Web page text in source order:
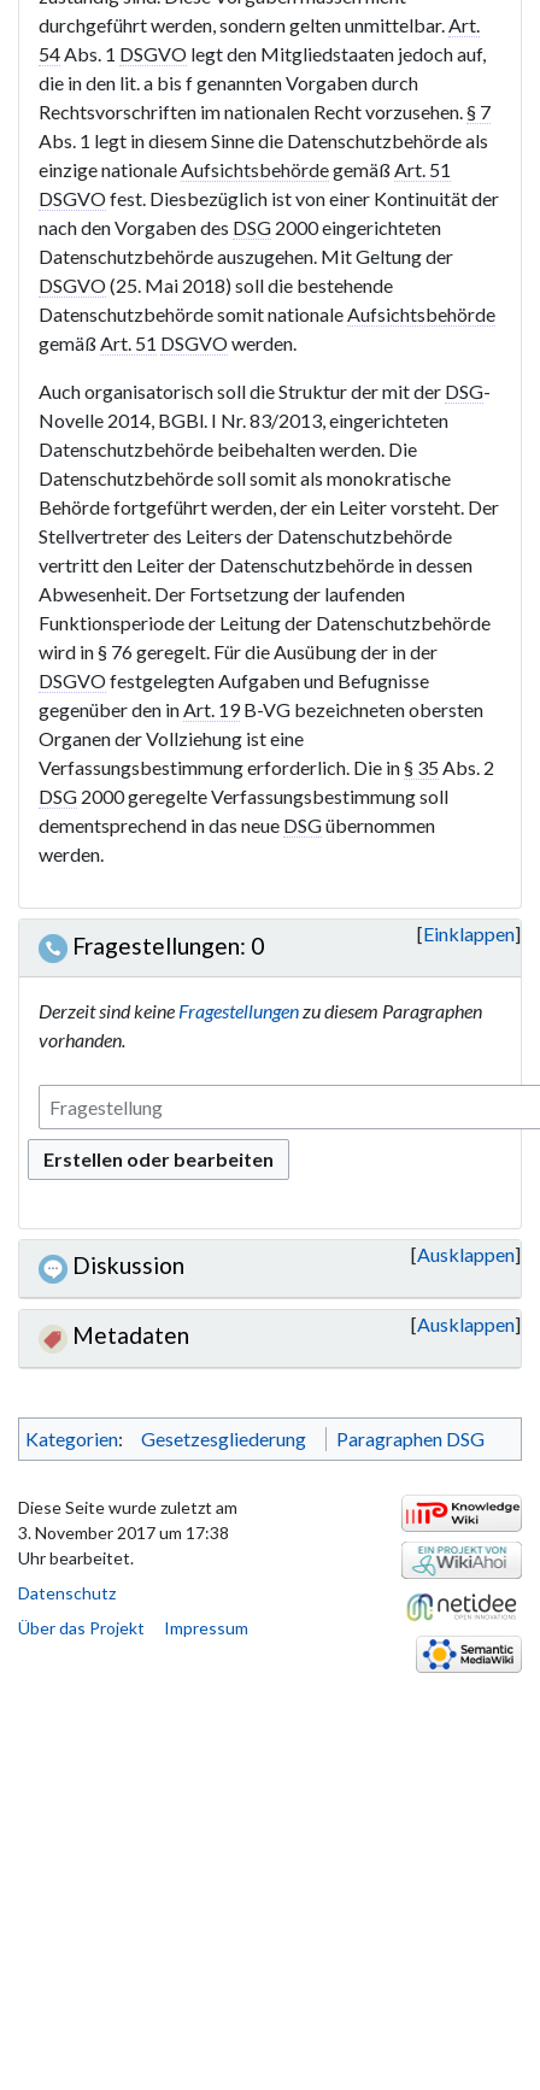
durchgeführt werden, sondern gelten unmittelbar.Art.
54Abs. 1 DSGVO legt den Mitgliedstaaten jedoch auf,
die in den lit. a bis f genannten Vorgaben durch
Rechtsvorschriften im nationalen Recht vorzusehen.§ 7
Abs. 1 legt in diesem Sinne die Datenschutzbehörde als
einzige nationaleAufsichtsbehördegemäßArt. 51
DSGVOfest. Diesbezüglich ist von einer Kontinuität der
nach den Vorgaben des DSG 2000 eingerichteten
Datenschutzbehörde auszugehen. Mit Geltung der
DSGVO(25. Mai 2018) soll die bestehende
Datenschutzbehörde somit nationaleAufsichtsbehörde
gemäßArt. 51 DSGVOwerden.
Auch organisatorisch soll die Struktur der mit der DSG-
Novelle 2014, BGBl. I Nr. 83/2013, eingerichteten
Datenschutzbehörde beibehalten werden. Die
Datenschutzbehörde soll somit als monokratische
Behörde fortgeführt werden, der ein Leiter vorsteht. Der
Stellvertreter des Leiters der Datenschutzbehörde
vertritt den Leiter der Datenschutzbehörde in dessen
Abwesenheit. Der Fortsetzung der laufenden
Funktionsperiode der Leitung der Datenschutzbehörde
wird in § 76 geregelt. Für die Ausübung der in der
DSGVOfestgelegten Aufgaben und Befugnisse
gegenüber den inArt. 19B-VG bezeichneten obersten
Organen der Vollziehung ist eine
Verfassungsbestimmung erforderlich. Die in§ 35Abs. 2
DSG 2000 geregelte Verfassungsbestimmung soll
dementsprechend in das neue DSGübernommen
werden.
Einklappen
Fragestellungen: 0
Derzeit sind keine Fragestellungenzu diesem Paragraphen
vorhanden.
Erstellen oder bearbeiten
Ausklappen
Diskussion
Ausklappen
Metadaten
Kategorien: Gesetzesgliederung Paragraphen DSG
Diese Seite wurde zuletzt am
3. November 2017 um 17:38
Uhr bearbeitet.
Datenschutz
Über das Projekt
Impressum